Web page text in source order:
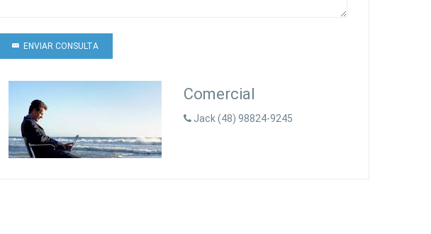
ENVIAR CONSULTA
Comercial
Jack (48) 98824-9245